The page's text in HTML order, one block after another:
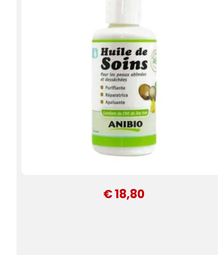
€ 18,80